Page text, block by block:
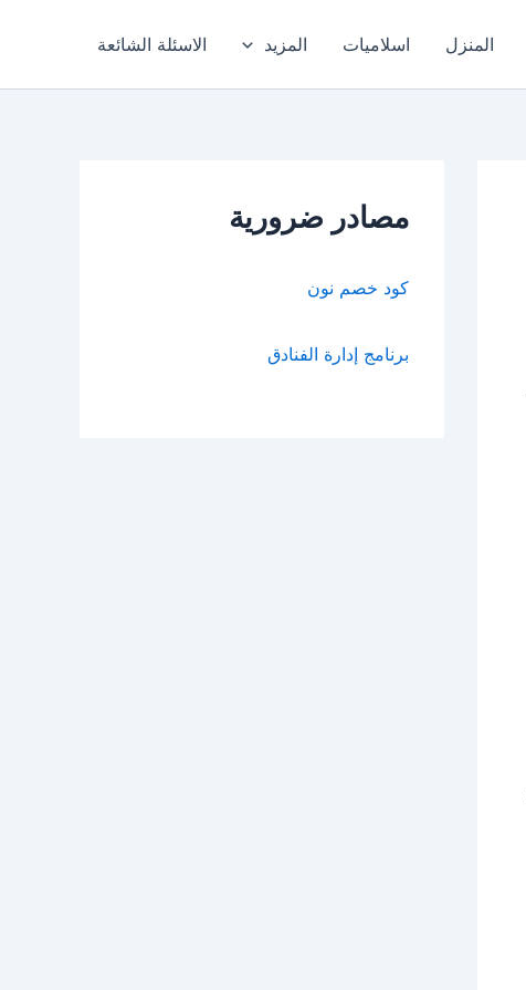
المنزل اسلاميات المزيد الاسئلة الشائعة
مصادر ضرورية
كود خصم نون
برنامج إدارة الفنادق